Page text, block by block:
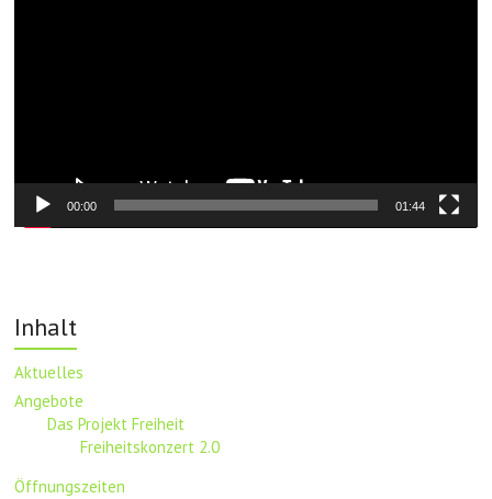
00:00 01:44
Inhalt
Aktuelles
Angebote
Das Projekt Freiheit
Freiheitskonzert 2.0
Öffnungszeiten